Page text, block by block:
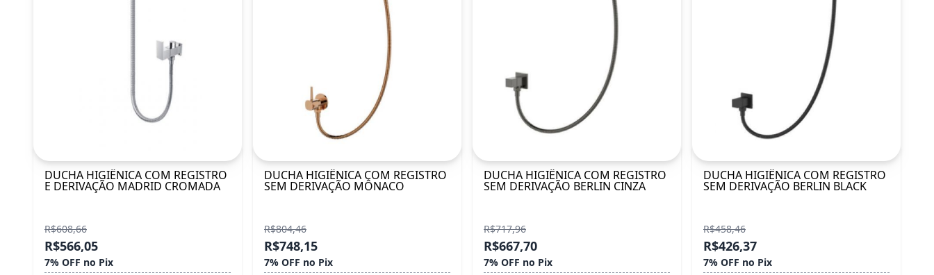
DUCHA HIGIÊNICA COM REGISTRO
E DERIVAÇÃO MADRID CROMADA
R$608,66
R$566,05
7% OFF no Pix
DUCHA HIGIÊNICA COM REGISTRO
SEM DERIVAÇÃO MÔNACO
R$804,46
R$748,15
7% OFF no Pix
DUCHA HIGIÊNICA COM REGISTRO
SEM DERIVAÇÃO BERLIN CINZA
R$717,96
R$667,70
7% OFF no Pix
DUCHA HIGIÊNICA COM REGISTRO
SEM DERIVAÇÃO BERLIN BLACK
R$458,46
R$426,37
7% OFF no Pix